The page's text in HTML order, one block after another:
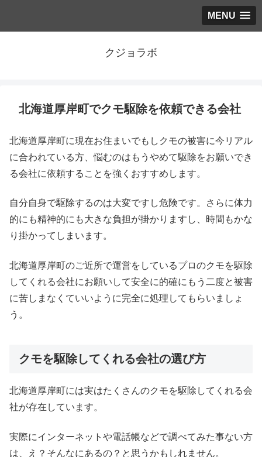
MENU
クジョラボ
北海道厚岸町でクモ駆除を依頼できる会社
北海道厚岸町に現在お住まいでもしクモの被害に今リアル
に合われている方、悩むのはもうやめて駆除をお願いでき
る会社に依頼することを強くおすすめします。
自分自身で駆除するのは大変ですし危険です。さらに体力
的にも精神的にも大きな負担が掛かりますし、時間もかな
り掛かってしまいます。
北海道厚岸町のご近所で運営をしているプロのクモを駆除
してくれる会社にお願いして安全に的確にもう二度と被害
に苦しまなくていいように完全に処理してもらいましょ
う。
クモを駆除してくれる会社の選び方
北海道厚岸町には実はたくさんのクモを駆除してくれる会
社が存在しています。
実際にインターネットや電話帳などで調べてみた事ない方
は、え？そんなにあるの？と思うかもしれません。